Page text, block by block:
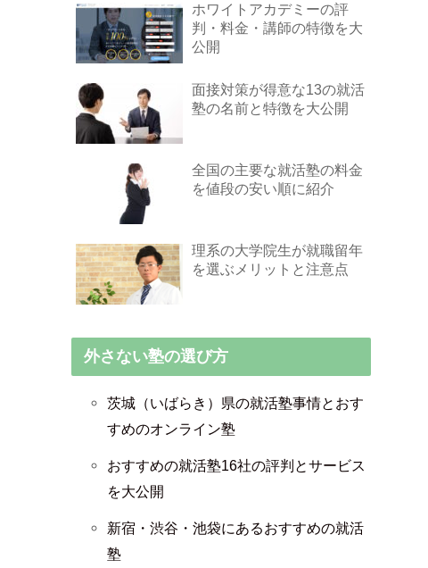
ホワイトアカデミーの評
判・料金・講師の特徴を大
公開
面接対策が得意な13の就活
塾の名前と特徴を大公開
全国の主要な就活塾の料金
を値段の安い順に紹介
理系の大学院生が就職留年
を選ぶメリットと注意点
外さない塾の選び方
茨城（いばらき）県の就活塾事情とおす
すめのオンライン塾
おすすめの就活塾16社の評判とサービス
を大公開
新宿・渋谷・池袋にあるおすすめの就活
塾